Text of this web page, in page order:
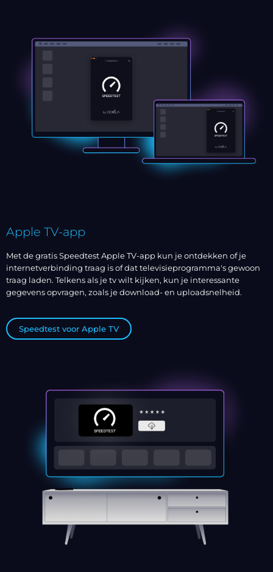
Apple TV-app
Met de gratis Speedtest Apple TV-app kun je ontdekken of je
internetverbinding traag is of dat televisieprogramma's gewoon
traag laden. Telkens als je tv wilt kijken, kun je interessante
gegevens opvragen, zoals je download- en uploadsnelheid.
Speedtest voor Apple TV